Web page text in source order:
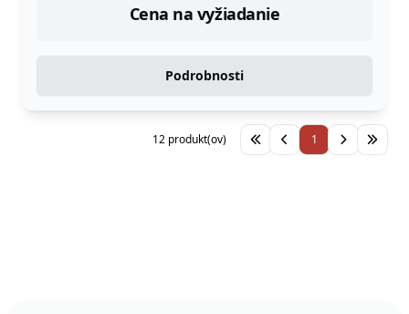
Cena na vyžiadanie
Podrobnosti
1
12 produkt(ov)